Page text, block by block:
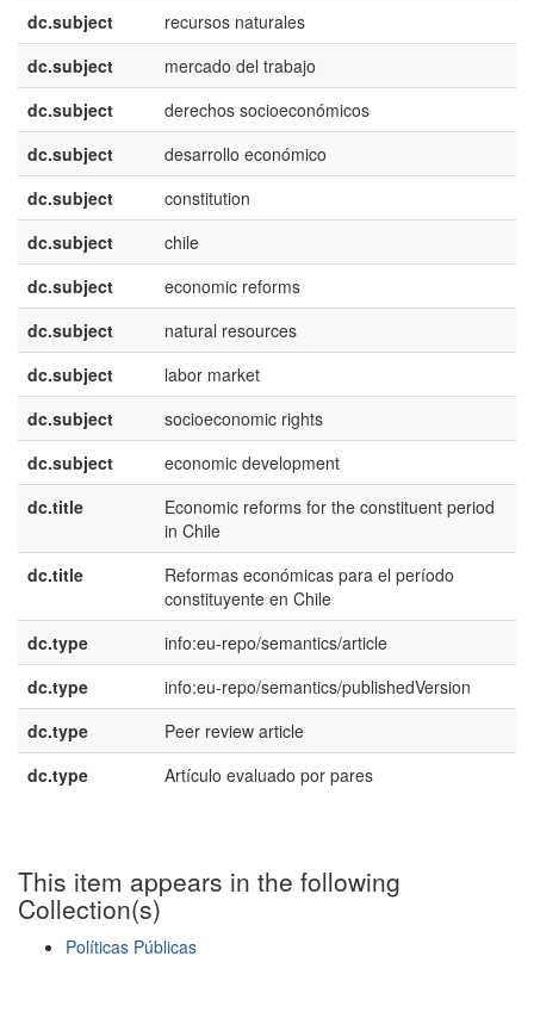
dc.subject
recursos naturales
dc.subject
mercado del trabajo
dc.subject
derechos socioeconómicos
dc.subject
desarrollo económico
dc.subject
constitution
dc.subject
chile
dc.subject
economic reforms
dc.subject
natural resources
dc.subject
labor market
dc.subject
socioeconomic rights
dc.subject
economic development
dc.title
Economic reforms for the constituent period
in Chile
dc.title
Reformas económicas para el período
constituyente en Chile
dc.type
info:eu-repo/semantics/article
dc.type
info:eu-repo/semantics/publishedVersion
dc.type
Peer review article
dc.type
Artículo evaluado por pares
This item appears in the following
Collection(s)
Políticas Públicas